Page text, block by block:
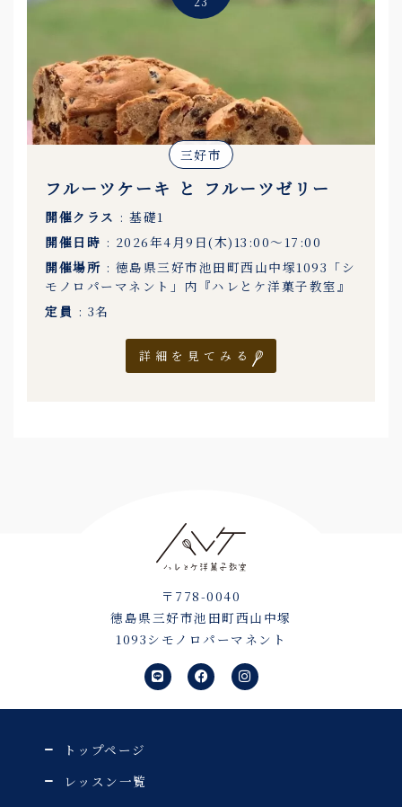
三好市
フルーツケーキ と フルーツゼリー
開催クラス : 基礎1
開催日時 : 2026年4月9日(木)13:00〜17:00
開催場所 : 徳島県三好市池田町西山中塚1093「シ
モノロパーマネント」内『ハレとケ洋菓子教室』
定員 : 3名
詳細を見てみる
〒778-0040
徳島県三好市池田町西山中塚
1093シモノロパーマネント
L
i
n
e
F
a
c
e
I
n
s
t
トップページ
レッスン一覧